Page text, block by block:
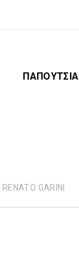
ΠΑΠΟΥΤΣΙΑ
GARINI